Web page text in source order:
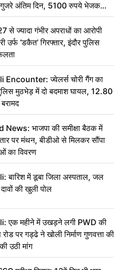
गुजरे अंतिम दिन, 5100 रुपये भेजकर
संस्कार कर दीजिए हम नहीं आ पाएंगे
से ज्यादा गंभीर अपराधों का आरोपी
उर्फ ‘डकैत’ गिरफ्तार, इंदौर पुलिस
Encounter: ज्वेलर्स चोरी गैंग का
मुठभेड़ में दो बदमाश घायल, 12.80
भाजपा की समीक्षा बैठक में
पर मंथन, बीडीओ से मिलकर सौंपा
का विवरण
बारिश में डूबा जिला अस्पताल, जल
की खुली पोल
एक महीने में उखड़ने लगी PWD की
पर गड्ढे ने खोली निर्माण गुणवत्ता की
उठी मांग